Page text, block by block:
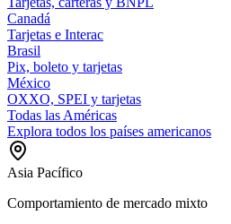
Canadá
Tarjetas e Interac
Brasil
Pix, boleto y tarjetas
México
OXXO, SPEI y tarjetas
Todas las Américas
Explora todos los países americanos
Asia Pacífico
Comportamiento de mercado mixto